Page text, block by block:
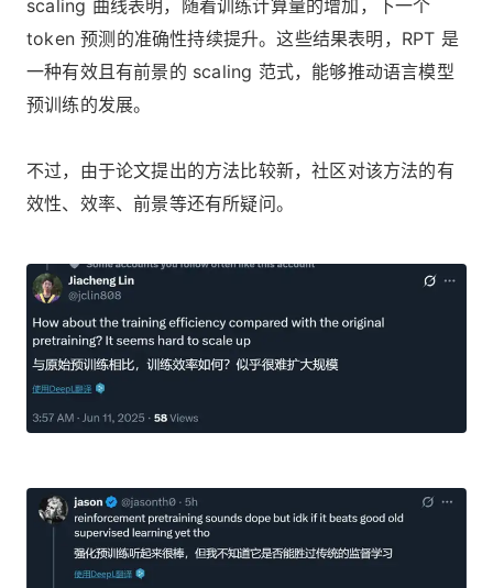
scaling 曲线表明，随着训练计算量的增加，下一个
token 预测的准确性持续提升。这些结果表明，RPT 是
一种有效且有前景的 scaling 范式，能够推动语言模型
预训练的发展。
不过，由于论文提出的方法比较新，社区对该方法的有
效性、效率、前景等还有所疑问。